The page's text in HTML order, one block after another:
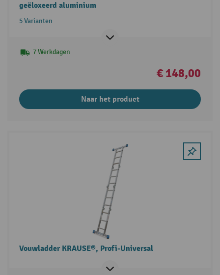
geëloxeerd aluminium
5 Varianten
7 Werkdagen
€ 148,00
Naar het product
Vouwladder KRAUSE®, Profi-Universal